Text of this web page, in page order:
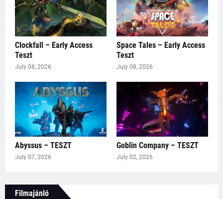
Clockfall – Early Access
Teszt
July 08, 2026
Space Tales – Early Access
Teszt
July 08, 2026
Abyssus – TESZT
July 07, 2026
Goblin Company – TESZT
July 02, 2026
Filmajánló